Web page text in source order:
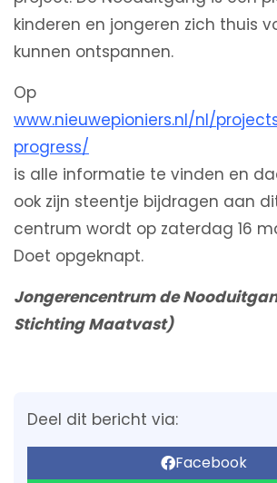
kinderen en jongeren zich thuis
kunnen ontspannen.
Op
www.nieuwepioniers.nl/nl/
progress/
is alle informatie te vinden en
ook zijn steentje bijdragen aan
centrum wordt op zaterdag 16
Doet opgeknapt.
Jongerencentrum de
Stichting Maatvast)
Deel dit bericht via:
Facebook